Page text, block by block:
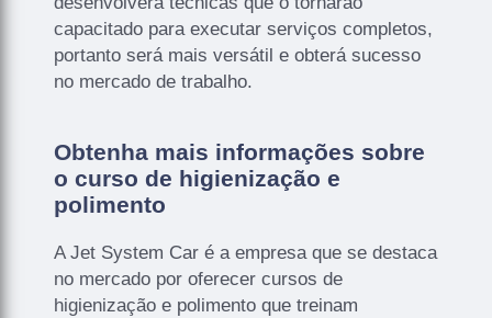
capacitado para executar serviços completos,
portanto será mais versátil e obterá sucesso
no mercado de trabalho.
Obtenha mais informações sobre
o curso de higienização e
polimento
A Jet System Car é a empresa que se destaca
no mercado por oferecer cursos de
higienização e polimento que treinam